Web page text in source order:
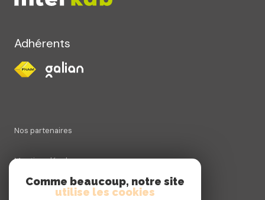
Adhérents
Nos partenaires
Mentions légales
Comme beaucoup, notre site
utilise les cookies